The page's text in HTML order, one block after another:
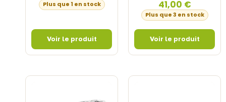
Plus que 1 en stock 41,00 €
Plus que 3 en stock